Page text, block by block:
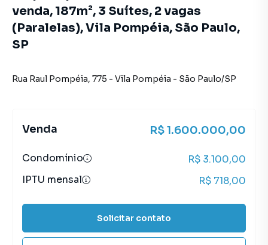
venda, 187m², 3 Suítes, 2 vagas
(Paralelas), Vila Pompéia, São Paulo,
SP
Rua Raul Pompéia, 775 - Vila Pompéia - São Paulo/SP
Venda R$ 1.600.000,00
Condomínio
R$ 3.100,00
IPTU mensal
R$ 718,00
Solicitar contato